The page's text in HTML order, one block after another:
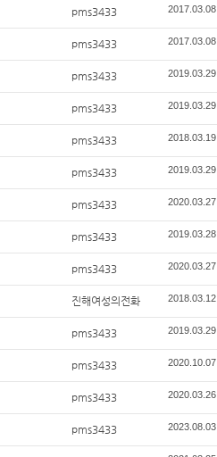
pms3433 2017.03.08
pms3433 2017.03.08
pms3433 2019.03.29
pms3433 2019.03.29
pms3433 2018.03.19
pms3433 2019.03.29
pms3433 2020.03.27
pms3433 2019.03.28
pms3433 2020.03.27
진해여성의전화 2018.03.12
pms3433 2019.03.29
pms3433 2020.10.07
pms3433 2020.03.26
pms3433 2023.08.03